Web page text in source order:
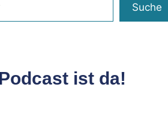
Suche
ist da!